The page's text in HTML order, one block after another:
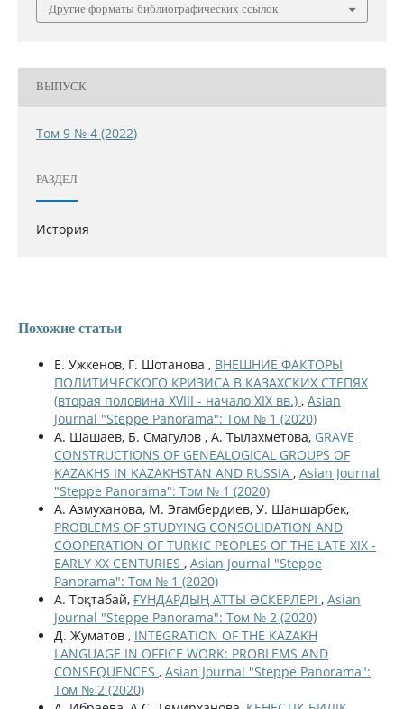
Другие форматы библиографических ссылок
ВЫПУСК
Том 9 № 4 (2022)
РАЗДЕЛ
История
Похожие статьи
Е. Ужкенов, Г. Шотанова , ВНЕШНИЕ ФАКТОРЫ
ПОЛИТИЧЕСКОГО КРИЗИСА В КАЗАХСКИХ СТЕПЯХ
(вторая половина XVIII - начало XIX вв.) , Asian
Journal "Steppe Panorama": Том № 1 (2020)
А. Шашаев, Б. Смагулов , А. Тылахметова, GRAVE
CONSTRUCTIONS OF GENEALOGICAL GROUPS OF
KAZAKHS IN KAZAKHSTAN AND RUSSIA , Asian Journal
"Steppe Panorama": Том № 1 (2020)
А. Азмуханова, М. Эгамбердиев, У. Шаншарбек,
PROBLEMS OF STUDYING CONSOLIDATION AND
COOPERATION OF TURKIC PEOPLES OF THE LATE XIX -
EARLY XX CENTURIES , Asian Journal "Steppe
Panorama": Том № 1 (2020)
А. Тоқтабай, ҒҰНДАРДЫҢ АТТЫ ƏСКЕРЛЕРІ , Asian
Journal "Steppe Panorama": Том № 2 (2020)
Д. Жуматов , INTEGRATION OF THE KAZAKH
LANGUAGE IN OFFICE WORK: PROBLEMS AND
CONSEQUENCES , Asian Journal "Steppe Panorama":
Том № 2 (2020)